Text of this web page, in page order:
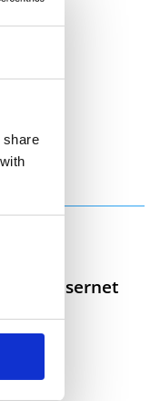
share
i konsernet